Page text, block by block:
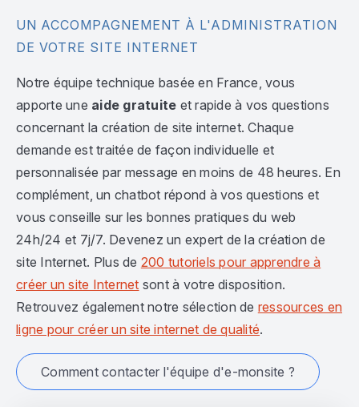
UN ACCOMPAGNEMENT À L'ADMINISTRATION
DE VOTRE SITE INTERNET
Notre équipe technique basée en France, vous
apporte une aide gratuite et rapide à vos questions
concernant la création de site internet. Chaque
demande est traitée de façon individuelle et
personnalisée par message en moins de 48 heures. En
complément, un chatbot répond à vos questions et
vous conseille sur les bonnes pratiques du web
24h/24 et 7j/7. Devenez un expert de la création de
site Internet. Plus de 200 tutoriels pour apprendre à
créer un site Internet sont à votre disposition.
Retrouvez également notre sélection de ressources en
ligne pour créer un site internet de qualité.
Comment contacter l'équipe d'e-monsite ?